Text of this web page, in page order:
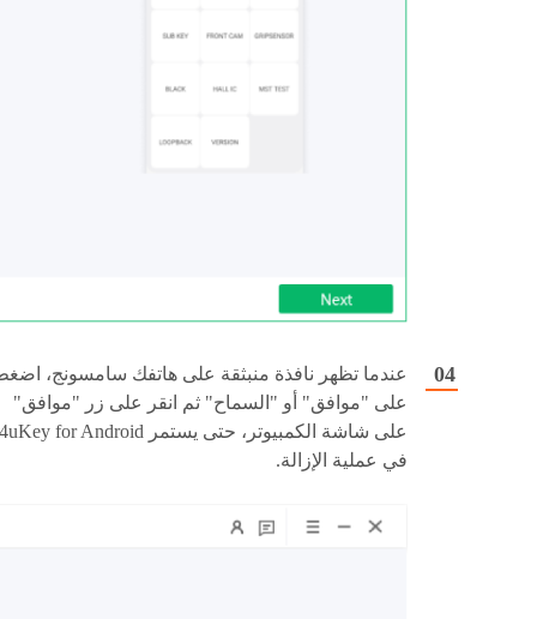
عندما تظهر نافذة منبثقة على هاتفك سامسونج،
على "موافق" أو "السماح" ثم انقر على زر "موافق"
على شاشة الكمبيوتر، حتى يستمر 4uKey for Android
في عملية الإزالة.